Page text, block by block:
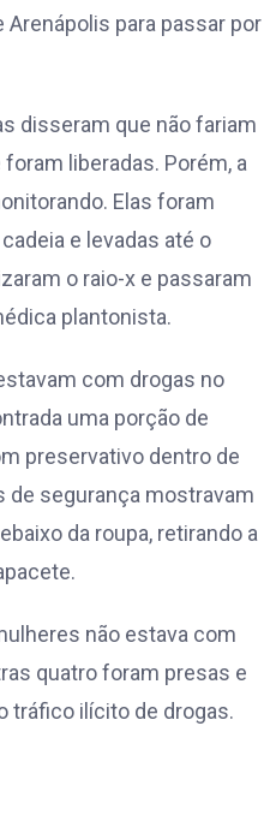
Arenápolis para passar por
disseram que não fariam
liberadas. Porém, a
Elas foram
e levadas até o
o raio-x e passaram
plantonista.
com drogas no
uma porção de
preservativo dentro de
de segurança mostravam
da roupa, retirando a
não estava com
quatro foram presas e
tráfico ilícito de drogas.